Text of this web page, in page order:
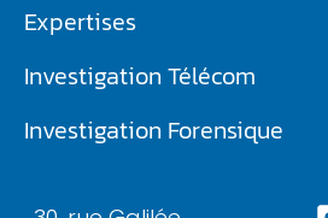
Expertises
Investigation Télécom​
Investigation Forensique